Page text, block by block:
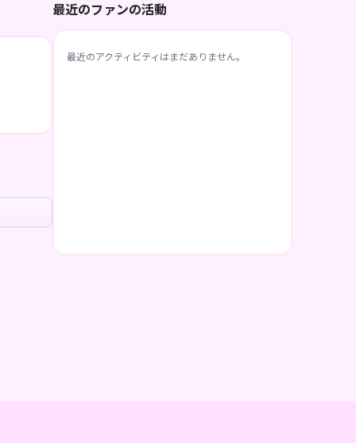
最近のファンの活動
最近のアクティビティはまだありません。